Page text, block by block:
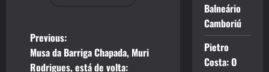
P
Previous:
Musa da Barriga Chapada, Muri
Rodrigues, está de volta:
Balneário
Camboriú
Pietro
Costa: O